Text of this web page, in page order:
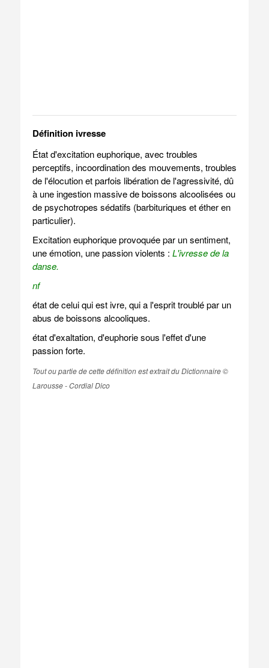
Définition ivresse
État d'excitation euphorique, avec troubles
perceptifs, incoordination des mouvements, troubles
de l'élocution et parfois libération de l'agressivité, dû
à une ingestion massive de boissons alcoolisées ou
de psychotropes sédatifs (barbituriques et éther en
particulier).
Excitation euphorique provoquée par un sentiment,
une émotion, une passion violents : L'ivresse de la
danse.
nf
état de celui qui est ivre, qui a l'esprit troublé par un
abus de boissons alcooliques.
état d'exaltation, d'euphorie sous l'effet d'une
passion forte.
Tout ou partie de cette définition est extrait du Dictionnaire ©
Larousse - Cordial Dico